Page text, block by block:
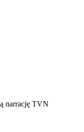
narrację TVN